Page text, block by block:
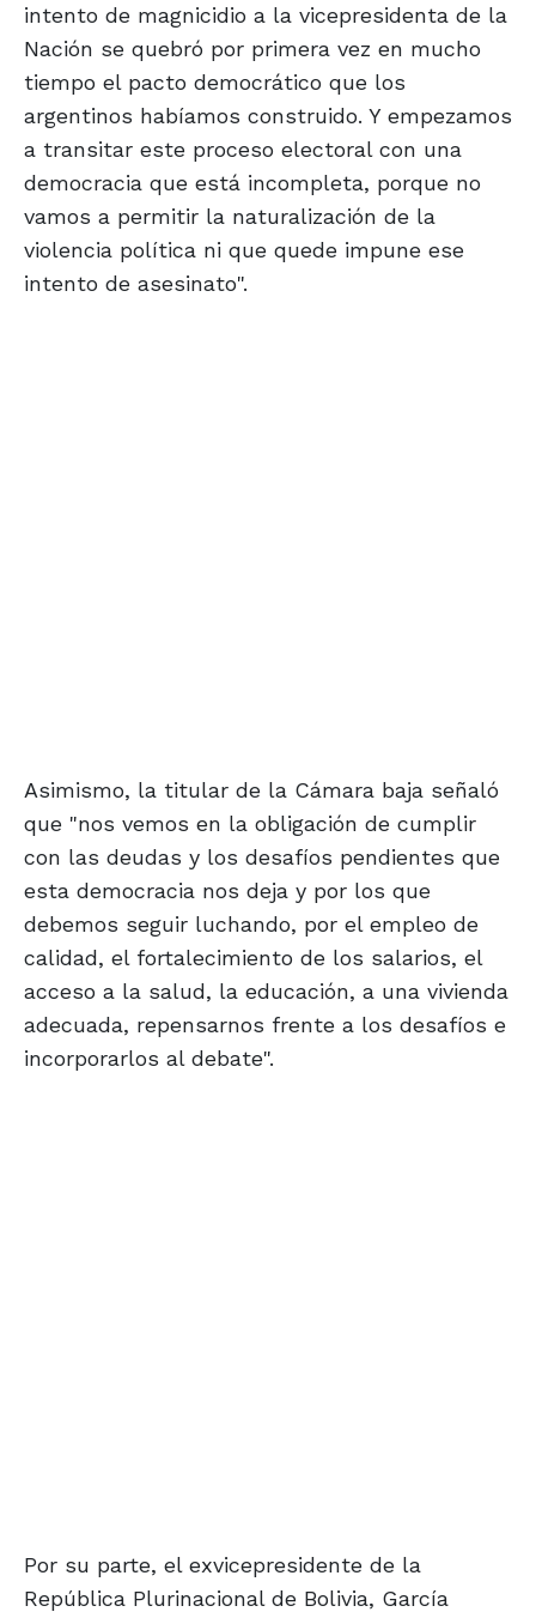
intento de magnicidio a la vicepresidenta de la
Nación se quebró por primera vez en mucho
tiempo el pacto democrático que los
argentinos habíamos construido. Y empezamos
a transitar este proceso electoral con una
democracia que está incompleta, porque no
vamos a permitir la naturalización de la
violencia política ni que quede impune ese
intento de asesinato".
Asimismo, la titular de la Cámara baja señaló
que "nos vemos en la obligación de cumplir
con las deudas y los desafíos pendientes que
esta democracia nos deja y por los que
debemos seguir luchando, por el empleo de
calidad, el fortalecimiento de los salarios, el
acceso a la salud, la educación, a una vivienda
adecuada, repensarnos frente a los desafíos e
incorporarlos al debate".
Por su parte, el exvicepresidente de la
República Plurinacional de Bolivia, García